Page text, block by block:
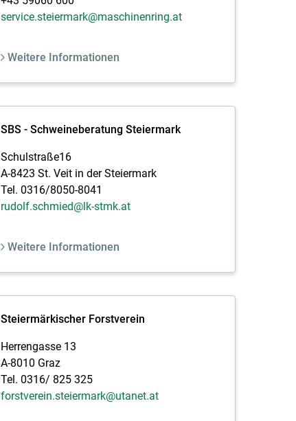
service.steiermark@maschinenring.at
Weitere Informationen
SBS - Schweineberatung Steiermark
Schulstraße16
A-8423 St. Veit in der Steiermark
Tel. 0316/8050-8041
rudolf.schmied@lk-stmk.at
Weitere Informationen
Steiermärkischer Forstverein
Herrengasse 13
A-8010 Graz
Tel. 0316/ 825 325
forstverein.steiermark@utanet.at